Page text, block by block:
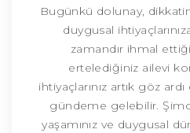
Bugünkü dolunay,
duygusal
zamandır ihmal
ertelediğiniz ailevi
ihtiyaçlarınız artık göz
gündeme gelebilir.
yaşamınız ve duygusal